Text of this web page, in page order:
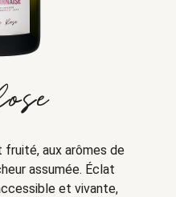
aux arômes de
assumée. Éclat
et vivante,